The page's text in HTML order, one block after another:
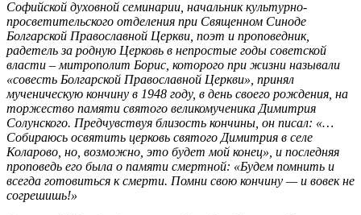
Софийской духовной семинарии, начальник культурно-
просветительского отделения при Священном Синоде
Болгарской Православной Церкви, поэт и проповедник,
радетель за родную Церковь в непростые годы советской
власти – митрополит Борис, которого при жизни называли
«совесть Болгарской Православной Церкви», принял
мученическую кончину в 1948 году, в день своего рождения, на
торжество памяти святого великомученика Димитрия
Солунского. Предчувствуя близость кончины, он писал: «…
Собираюсь освятить церковь святого Димитрия в селе
Коларово, но, возможно, это будет мой конец», и последняя
проповедь его была о памяти смертной: «Будем помнить и
всегда готовиться к смерти. Помни свою кончину — и вовек не
согрешишь!»